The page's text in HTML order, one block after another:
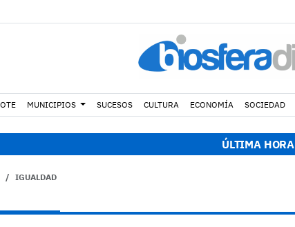
MUNICIPIOS SUCESOS CULTURA ECONOMÍA SOCIEDAD
ÚLTIMA HORA
IGUALDAD